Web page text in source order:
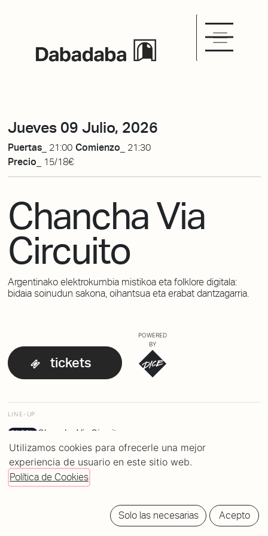
Jueves 09 Julio, 2026
Puertas_ 21:00 Comienzo_ 21:30
Precio_
15/18€
Chancha Via
Circuito
Argentinako elektrokumbia mistikoa eta folklore digitala:
bidaia soinudun sakona, oihantsua eta erabat dantzagarria.
tickets
POWERED
BY
LINE-UP
21:30h Chancha Via Circuito
Utilizamos cookies para ofrecerle una mejor
experiencia de usuario en este sitio web.
Política de Cookies
Solo las necesarias Acepto